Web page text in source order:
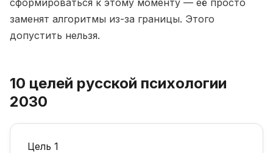
сформироваться к этому моменту — её просто
заменят алгоритмы из-за границы. Этого
допустить нельзя.
10 целей русской психологии
2030
Цель 1